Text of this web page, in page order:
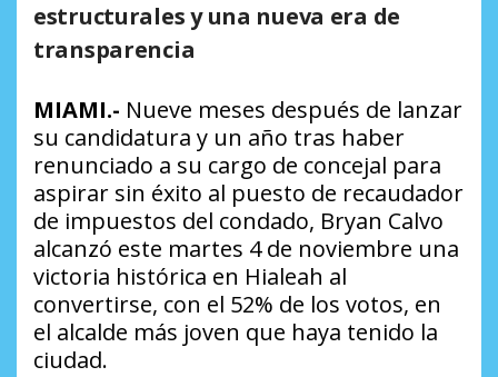
estructurales y una nueva era de
transparencia
MIAMI.- Nueve meses después de lanzar
su candidatura y un año tras haber
renunciado a su cargo de concejal para
aspirar sin éxito al puesto de recaudador
de impuestos del condado, Bryan Calvo
alcanzó este martes 4 de noviembre una
victoria histórica en Hialeah al
convertirse, con el 52% de los votos, en
el alcalde más joven que haya tenido la
ciudad.